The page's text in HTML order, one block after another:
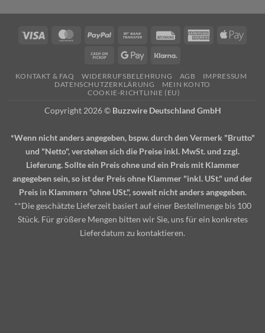
Visa MasterCardPayPal
Bank
Rechung
AmericanApple
Cash
Pickup
Google
KONTAKT & FAQ WIDERRUFSBELEHRUNG AGB
IMPRESSUM
DATENSCHUTZERKLÄRUNG
MEIN KONTO
COOKIE-RICHTLINIE (EU)
Copyright 2026 © Buzzwire Deutschland GmbH
*Wenn nicht anders angegeben, bspw. durch den Vermerk "Brutto"
und "Netto", verstehen sich die Preise inkl. MwSt. und zzgl.
Lieferung. Sollte ein Preis ohne und ein Preis mit Klammer
angegeben sein, so ist der Preis ohne Klammer "inkl. USt." und der
Preis in Klammern "ohne USt.", soweit nicht anders angegeben.
**Die geschätzte Lieferzeit basiert auf einer Bestellmenge bis 100
Stück. Für größere Mengen bitten wir Sie, uns für ein konkretes
Lieferdatum zu kontaktieren.